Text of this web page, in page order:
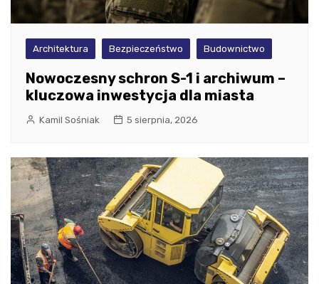
Architektura Bezpieczeństwo Budownictwo
Nowoczesny schron S-1 i archiwum –
kluczowa inwestycja dla miasta
Kamil Sośniak 5 sierpnia, 2026